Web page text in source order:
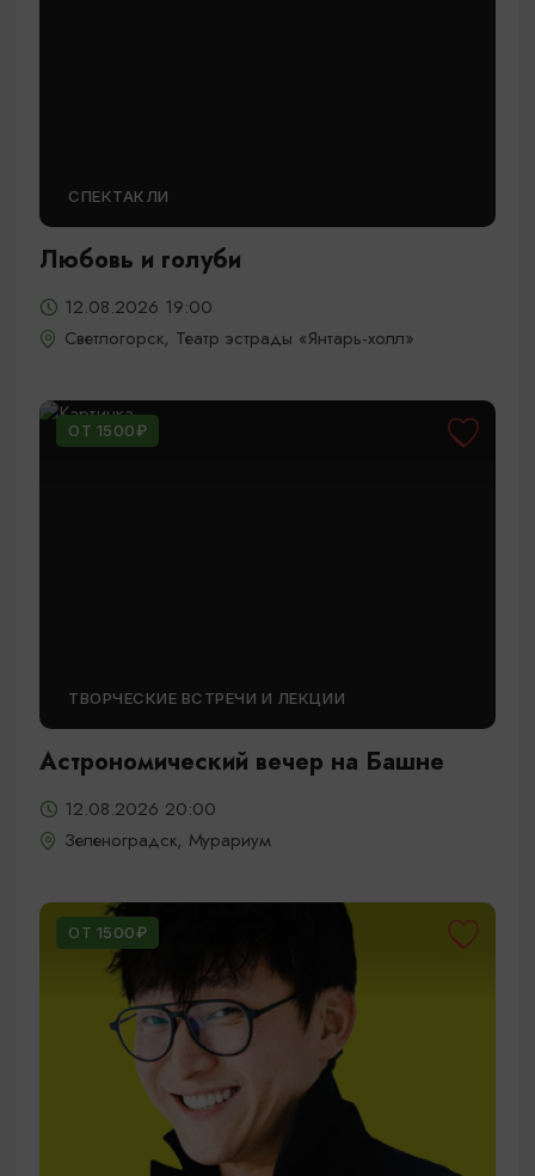
СПЕКТАКЛИ
Любовь и голуби
12.08.2026 19:00
Светлогорск, Театр эстрады «Янтарь-холл»
ОТ 1500₽
ТВОРЧЕСКИЕ ВСТРЕЧИ И ЛЕКЦИИ
Астрономический вечер на Башне
12.08.2026 20:00
Зеленоградск, Мурариум
ОТ 1500₽